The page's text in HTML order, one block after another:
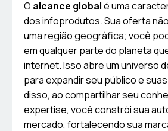
O alcance globalé uma
dos infoprodutos. Sua oferta
uma região geográfica; você
em qualquer parte do planeta
internet. Isso abre um universo
para expandir seu público e
disso, ao compartilhar seu
expertise, você constrói sua
mercado, fortalecendo sua